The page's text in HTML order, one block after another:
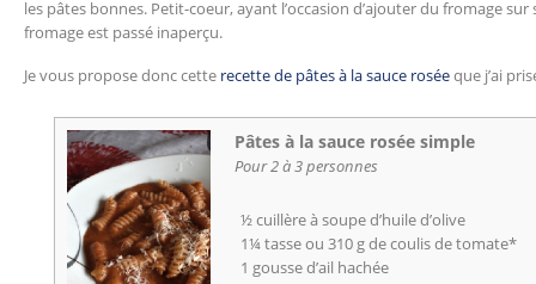
les pâtes bonnes. Petit-coeur, ayant l’occasion d’ajouter du fromage sur
fromage est passé inaperçu.
Je vous propose donc cette recette de pâtes à la sauce roséeque j’ai
Pâtes à la sauce rosée simple
Pour 2 à 3 personnes
½ cuillère à soupe d’huile d’olive
1¼ tasse ou 310 g de coulis de tomate*
1 gousse d’ail hachée